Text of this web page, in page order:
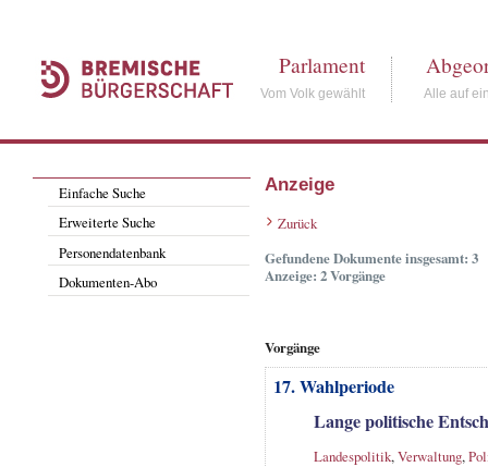
Parlament
Vom Volk gewählt Alle auf
Einfache Suche
Erweiterte Suche
Personendatenbank
Dokumenten-Abo
Anzeige
Zurück
Gefundene Dokumente insgesamt: 3
Anzeige: 2 Vorgänge
Vorgänge
17. Wahlperiode
Lange politische
Landespolitik,Verwaltung,